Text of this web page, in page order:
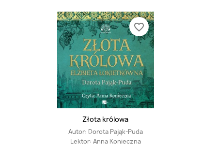
Złota królowa
Autor: Dorota Pająk-Puda
Lektor: Anna Konieczna
favorite_border